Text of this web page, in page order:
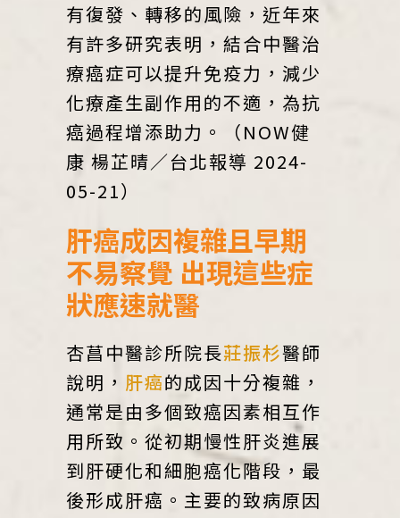
有復發、轉移的風險，近年來
有許多研究表明，結合中醫治
療癌症可以提升免疫力，減少
化療產生副作用的不適，為抗
癌過程增添助力。（NOW健
康 楊芷晴／台北報導 2024-
05-21）
肝癌成因複雜且早期
不易察覺 出現這些症
狀應速就醫
杏菖中醫診所院長莊振杉醫師
說明， 肝癌的成因十分複雜，
通常是由多個致癌因素相互作
用所致。從初期慢性肝炎進展
到肝硬化和細胞癌化階段，最
後形成肝癌。主要的致病原因